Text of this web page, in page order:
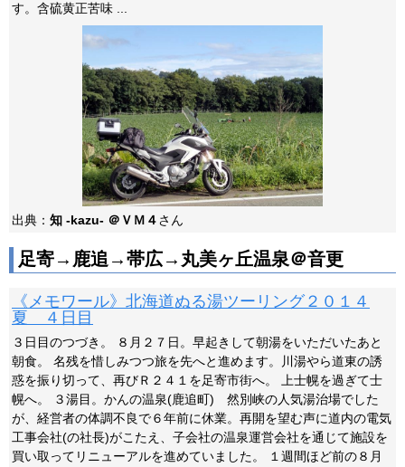
す。含硫黄正苦味 ...
出典： 知 -kazu- ＠ＶＭ４さん
足寄→鹿追→帯広→丸美ヶ丘温泉＠音更
《メモワール》北海道ぬる湯ツーリング２０１４
夏 ４日目
３日目のつづき。 ８月２７日。早起きして朝湯をいただいたあと
朝食。 名残を惜しみつつ旅を先へと進めます。川湯やら道東の誘
惑を振り切って、再びＲ２４１を足寄市街へ。 上士幌を過ぎて士
幌へ。 ３湯目。かんの温泉(鹿追町) 然別峡の人気湯治場でした
が、経営者の体調不良で６年前に休業。再開を望む声に道内の電気
工事会社(の社長)がこたえ、子会社の温泉運営会社を通じて施設を
買い取ってリニューアルを進めていました。 １週間ほど前の８月